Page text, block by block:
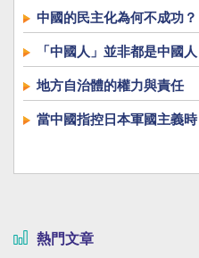
中國的民主化為何不成功？
「中國人」並非都是中國人
地方自治體的權力與責任
當中國指控日本軍國主義時
熱門文章